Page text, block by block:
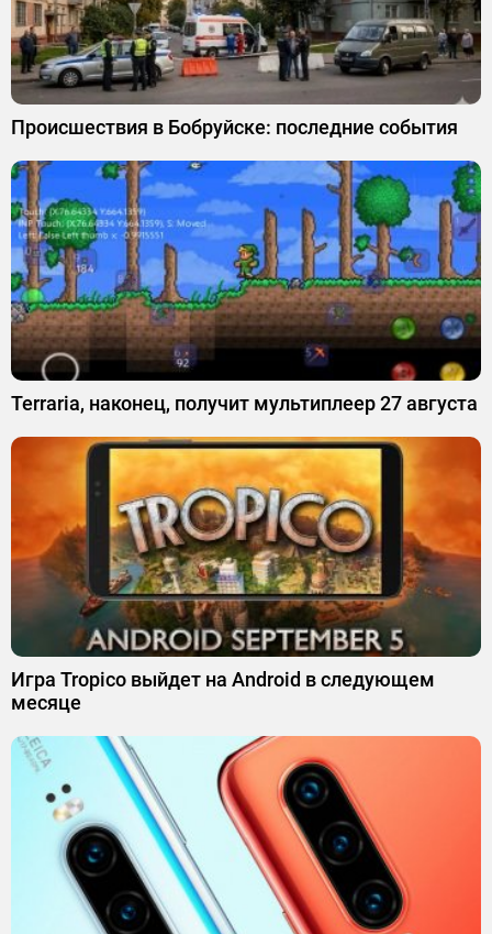
Происшествия в Бобруйске: последние события
Terraria, наконец, получит мультиплеер 27 августа
Игра Tropico выйдет на Android в следующем
месяце